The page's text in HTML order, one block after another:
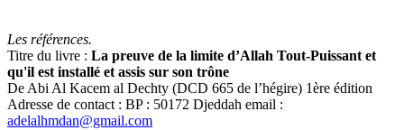
Les références.
Titre du livre : La preuve de la limite d’Allah Tout-Puissant et
qu'il est installé et assis sur son trône
De Abi Al Kacem al Dechty (DCD 665 de l’hégire) 1ère édition
Adresse de contact : BP : 50172 Djeddah email :
adelalhmdan@gmail.com